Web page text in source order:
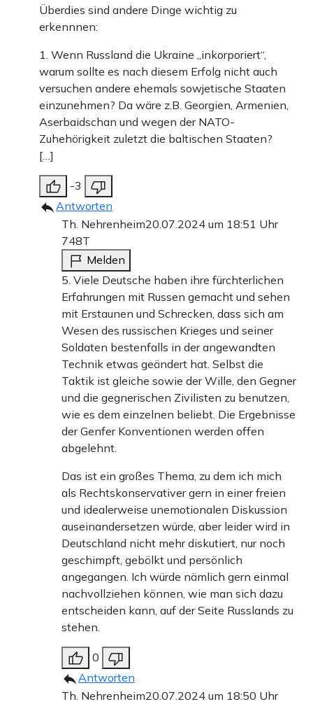
Überdies sind andere Dinge wichtig zu
erkennnen:
1. Wenn Russland die Ukraine „inkorporiert“,
warum sollte es nach diesem Erfolg nicht auch
versuchen andere ehemals sowjetische Staaten
einzunehmen? Da wäre z.B. Georgien, Armenien,
Aserbaidschan und wegen der NATO-
Zuhehörigkeit zuletzt die baltischen Staaten?
[…]
-3
Antworten
Th. Nehrenheim20.07.2024 um 18:51 Uhr
748T
Melden
5. Viele Deutsche haben ihre fürchterlichen
Erfahrungen mit Russen gemacht und sehen
mit Erstaunen und Schrecken, dass sich am
Wesen des russischen Krieges und seiner
Soldaten bestenfalls in der angewandten
Technik etwas geändert hat. Selbst die
Taktik ist gleiche sowie der Wille, den Gegner
und die gegnerischen Zivilisten zu benutzen,
wie es dem einzelnen beliebt. Die Ergebnisse
der Genfer Konventionen werden offen
abgelehnt.
Das ist ein großes Thema, zu dem ich mich
als Rechtskonservativer gern in einer freien
und idealerweise unemotionalen Diskussion
auseinandersetzen würde, aber leider wird in
Deutschland nicht mehr diskutiert, nur noch
geschimpft, gebölkt und persönlich
angegangen. Ich würde nämlich gern einmal
nachvollziehen können, wie man sich dazu
entscheiden kann, auf der Seite Russlands zu
stehen.
0
Antworten
Th. Nehrenheim20.07.2024 um 18:50 Uhr